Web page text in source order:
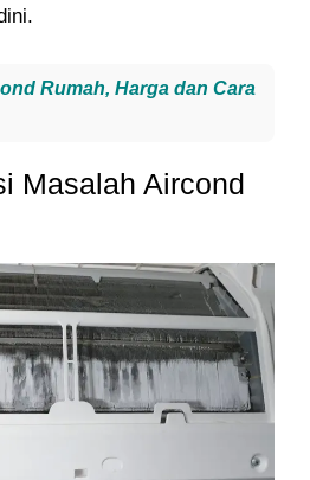
Rumah, Harga dan Cara
Masalah Aircond